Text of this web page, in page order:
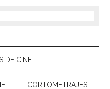
DE CINE
CORTOMETRAJES